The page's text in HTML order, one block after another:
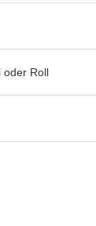
oder Roll